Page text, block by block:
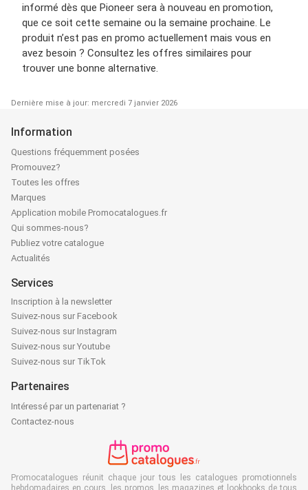
informé dès que Pioneer sera à nouveau en promotion,
que ce soit cette semaine ou la semaine prochaine. Le
produit n’est pas en promo actuellement mais vous en
avez besoin ? Consultez les offres similaires pour
trouver une bonne alternative.
Dernière mise à jour: mercredi 7 janvier 2026
Information
Questions fréquemment posées
Promouvez?
Toutes les offres
Marques
Application mobile Promocatalogues.fr
Qui sommes-nous?
Publiez votre catalogue
Actualités
Services
Inscription à la newsletter
Suivez-nous sur Facebook
Suivez-nous sur Instagram
Suivez-nous sur Youtube
Suivez-nous sur TikTok
Partenaires
Intéressé par un partenariat ?
Contactez-nous
Promocatalogues réunit chaque jour tous les catalogues promotionnels
hebdomadaires en cours, les promos, les magazines et lookbooks de tous